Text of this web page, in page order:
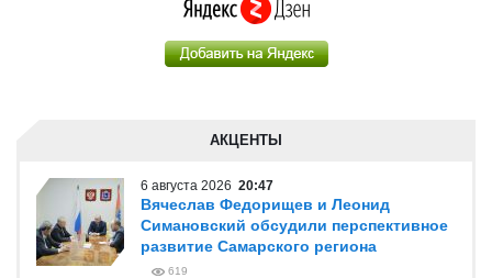
АКЦЕНТЫ
6 августа 2026 20:47
Вячеслав Федорищев и Леонид
Симановский обсудили перспективное
развитие Самарского региона
619